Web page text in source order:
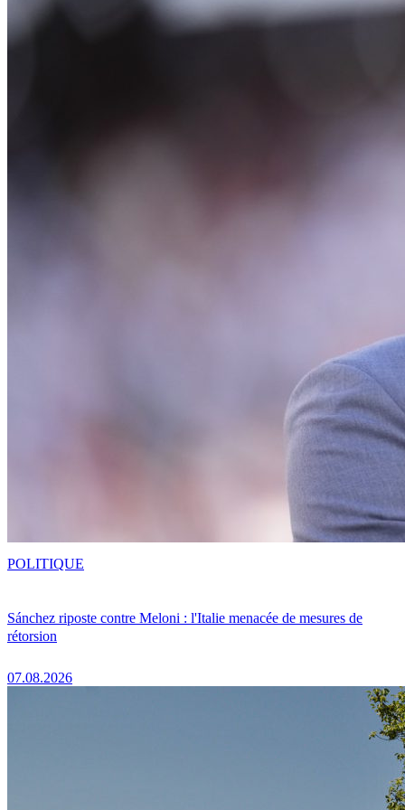
Sánchez riposte contre Meloni : l'Italie menacée de mesures de
rétorsion
07.08.2026
POLITIQUE